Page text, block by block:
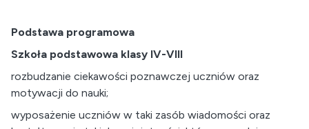
Podstawa programowa
Szkoła podstawowa klasy IV-VIII
rozbudzanie ciekawości poznawczej uczniów oraz
motywacji do nauki;
wyposażenie uczniów w taki zasób wiadomości oraz